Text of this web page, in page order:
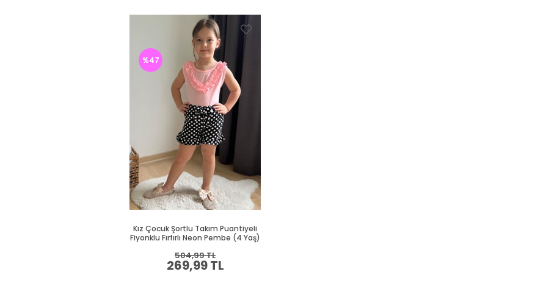
Kız Çocuk Şortlu Takım Puantiyeli
Fiyonklu Fırfırlı Neon Pembe (4 Yaş)
269,99 TL
504,99 TL
%47